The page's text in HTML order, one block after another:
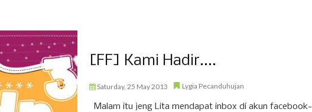
[FF] Kami Hadir....
Saturday, 25 May 2013 Lygia Pecanduhujan
Malam itu jeng Lita mendapat inbox di akun facebook-